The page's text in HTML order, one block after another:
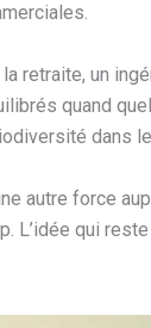
retraite, un
quand
dans
autre force
L’idée qui reste